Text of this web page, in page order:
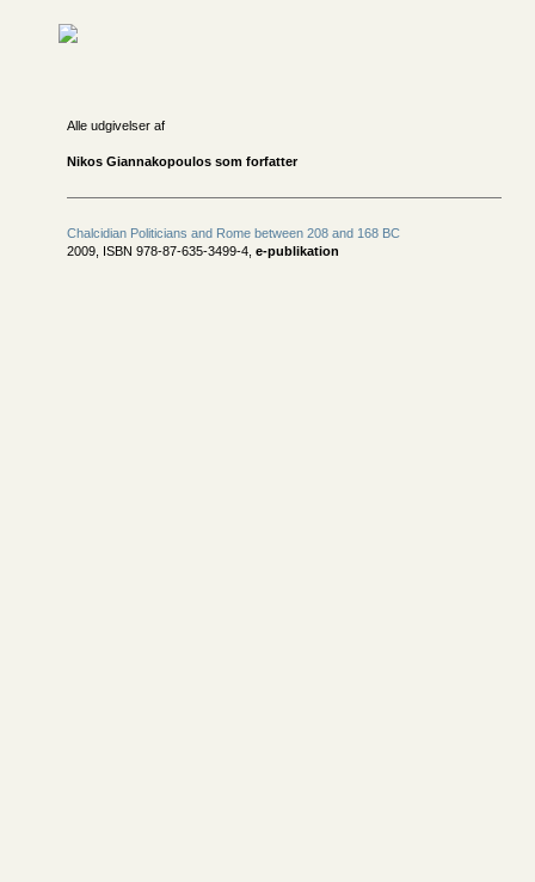
Alle udgivelser af
Nikos Giannakopoulos som forfatter
Chalcidian Politicians and Rome between 208 and 168 BC
2009, ISBN 978-87-635-3499-4, e-publikation